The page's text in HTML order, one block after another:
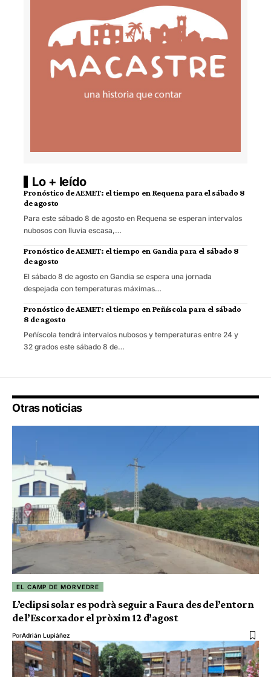
Lo + leído
Pronóstico de AEMET: el tiempo en Requena para el sábado 8
de agosto
Para este sábado 8 de agosto en Requena se esperan intervalos
nubosos con lluvia escasa,…
Pronóstico de AEMET: el tiempo en Gandia para el sábado 8
de agosto
El sábado 8 de agosto en Gandia se espera una jornada
despejada con temperaturas máximas…
Pronóstico de AEMET: el tiempo en Peñíscola para el sábado
8 de agosto
Peñíscola tendrá intervalos nubosos y temperaturas entre 24 y
32 grados este sábado 8 de…
Otras noticias
EL CAMP DE MORVEDRE
L’eclipsi solar es podrà seguir a Faura des de l’entorn
de l’Escorxador el pròxim 12 d’agost
PorAdrián Lupiáñez